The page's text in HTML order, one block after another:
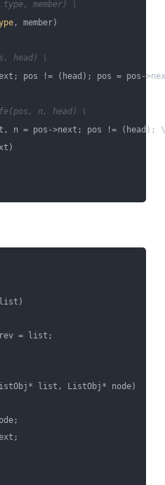
member) \
, member)
head) \
pos != (head); pos = pos-
n, head) \
n = pos->next; pos != (head); \
list)
= list;
list, ListObj* node)